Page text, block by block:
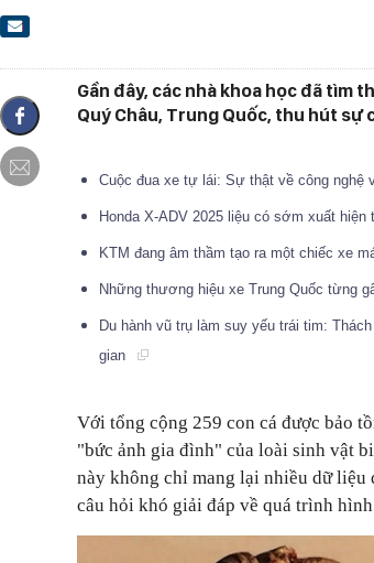
Gần đây, các nhà khoa học đã tìm
Quý Châu, Trung Quốc, thu hút sự
Cuộc đua xe tự lái: Sự thật về công nghệ
Honda X-ADV 2025 liệu có sớm xuất hiện
KTM đang âm thầm tạo ra một chiếc xe
Những thương hiệu xe Trung Quốc từng
Du hành vũ trụ làm suy yếu trái tim:
gian
Với tổng cộng 259 con cá được bảo
"bức ảnh gia đình" của loài sinh vật
này không chỉ mang lại nhiều dữ liệu
câu hỏi khó giải đáp về quá trình